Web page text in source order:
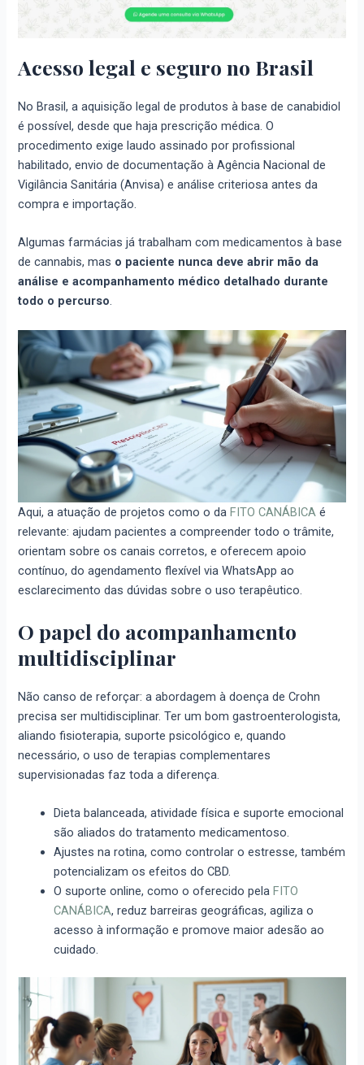
Acesso legal e seguro no Brasil
No Brasil, a aquisição legal de produtos à base de canabidiol
é possível, desde que haja prescrição médica. O
procedimento exige laudo assinado por profissional
habilitado, envio de documentação à Agência Nacional de
Vigilância Sanitária (Anvisa) e análise criteriosa antes da
compra e importação.
Algumas farmácias já trabalham com medicamentos à base
de cannabis, mas o paciente nunca deve abrir mão da
análise e acompanhamento médico detalhado durante
todo o percurso.
Aqui, a atuação de projetos como o daFITO CANÁBICA é
relevante: ajudam pacientes a compreender todo o trâmite,
orientam sobre os canais corretos, e oferecem apoio
contínuo, do agendamento flexível via WhatsApp ao
esclarecimento das dúvidas sobre o uso terapêutico.
O papel do acompanhamento
multidisciplinar
Não canso de reforçar: a abordagem à doença de Crohn
precisa ser multidisciplinar. Ter um bom gastroenterologista,
aliando fisioterapia, suporte psicológico e, quando
necessário, o uso de terapias complementares
supervisionadas faz toda a diferença.
Dieta balanceada, atividade física e suporte emocional
são aliados do tratamento medicamentoso.
Ajustes na rotina, como controlar o estresse, também
potencializam os efeitos do CBD.
O suporte online, como o oferecido pela FITO
CANÁBICA, reduz barreiras geográficas, agiliza o
acesso à informação e promove maior adesão ao
cuidado.